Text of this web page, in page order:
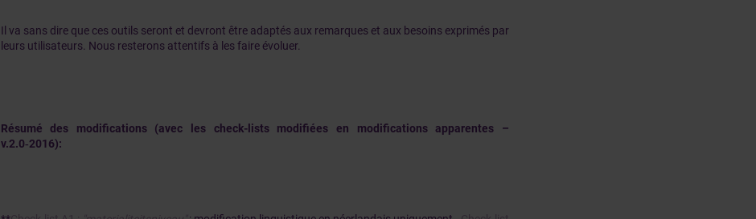
Il va sans dire que ces outils seront et devront être adaptés aux remarques et aux besoins exprimés par
leurs utilisateurs. Nous resterons attentifs à les faire évoluer.
Résumé des modifications (avec les check-lists modifiées en modifications apparentes –
v.2.0‑2016):